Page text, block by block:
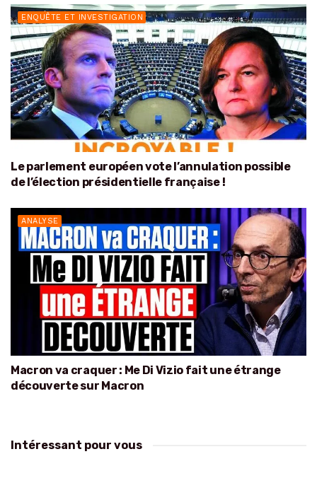
ENQUÊTE ET INVESTIGATION
Le parlement européen vote l’annulation possible
de l’élection présidentielle française !
ANALYSE
Macron va craquer : Me Di Vizio fait une étrange
découverte sur Macron
Intéressant pour vous